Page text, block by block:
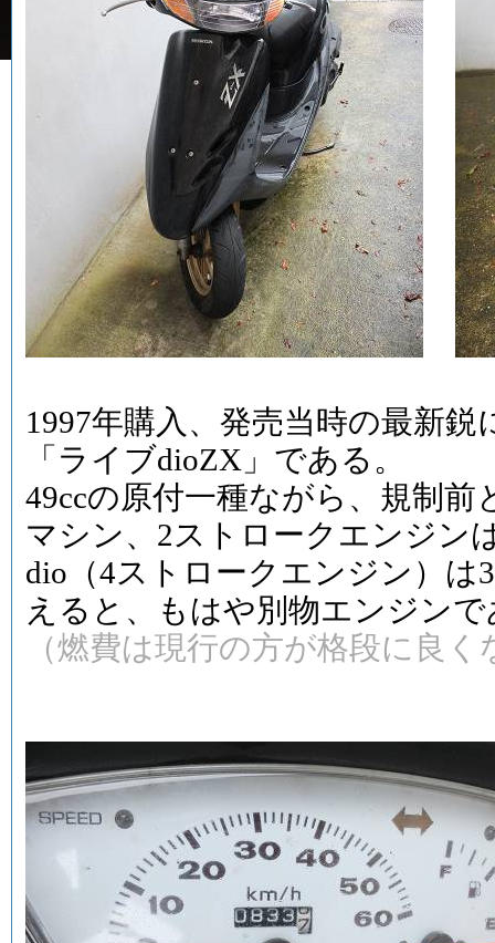
1997年購入、発売当時の最新
「ライブdioZX」である。
49ccの原付一種ながら、規制
マシン、2ストロークエンジン
dio（4ストロークエンジン）は
えると、もはや別物エンジン
（燃費は現行の方が格段に良